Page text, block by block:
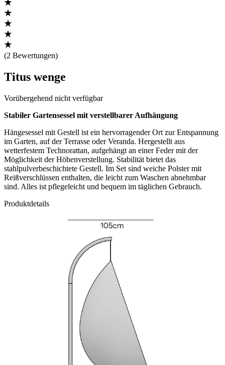
(2 Bewertungen)
Titus wenge
Vorübergehend nicht verfügbar
Stabiler Gartensessel mit verstellbarer Aufhängung
Hängesessel mit Gestell ist ein hervorragender Ort zur Entspannung
im Garten, auf der Terrasse oder Veranda. Hergestellt aus
wetterfestem Technorattan, aufgehängt an einer Feder mit der
Möglichkeit der Höhenverstellung. Stabilität bietet das
stahlpulverbeschichtete Gestell. Im Set sind weiche Polster mit
Reißverschlüssen enthalten, die leicht zum Waschen abnehmbar
sind. Alles ist pflegeleicht und bequem im täglichen Gebrauch.
Produktdetails